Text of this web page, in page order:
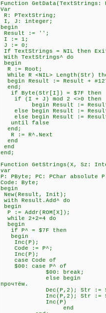
Function
Var
R: PTextString;
I, J: integer;
begin
Result := '';
I := 1; \\ Счётчик
J := 0; \\
If TextStrings = NIL then
With TextStrings^ do
begin
R := Root;
While R <NIL>
begin Result := Result +
end;
if Byte(Str[I]) = $7F
if (I + J) mod 2 <>0
begin Result := Result +
else begin Result := Result
else begin Result := Result
until false \\ Всё это
end;
R := R^.Next
end
end
end;
Function GetStrings(X, Sz:
var
P: PByte; PC: PChar absolute
Code: Byte;
begin
New(Result, Init);
with Result.Add^ do
begin
P := Addr(ROM[X]);
while 2+2=4 do \\
begin
if P^ = $7F then \\
begin
Inc(P); \\
Code := P^;
Inc(P);
case Code of
$00: case P^ of
$00: break; \\ А за
else begin \\ Если за
прочтём.
Dec(P,2); Str := Str
Inc(P,2); Str := Str
Inc(P)
end